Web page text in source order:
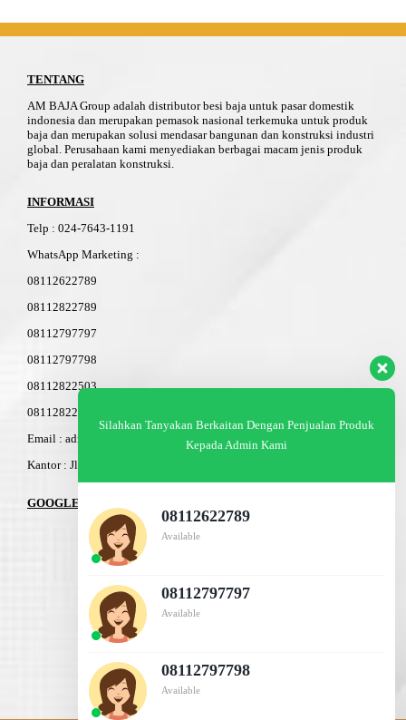
TENTANG
AM BAJA Group adalah distributor besi baja untuk pasar domestik
indonesia dan merupakan pemasok nasional terkemuka untuk produk
baja dan merupakan solusi mendasar bangunan dan konstruksi industri
global. Perusahaan kami menyediakan berbagai macam jenis produk
baja dan peralatan konstruksi.
INFORMASI
Telp : 024-7643-1191
WhatsApp Marketing :
08112622789
08112822789
08112797797
08112797798
08112822503
08112822603
Email : admin@am-baja.com
Kantor : Jl. Gatot Subroto 7b Semarang.
GOOGLE MAPS
Silahkan Tanyakan Berkaitan Dengan Penjualan Produk
Kepada Admin Kami
08112622789
Available
08112797797
Available
08112797798
Available